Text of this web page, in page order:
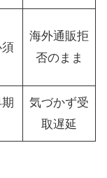
海外通販拒
否のまま
気づかず受
取遅延